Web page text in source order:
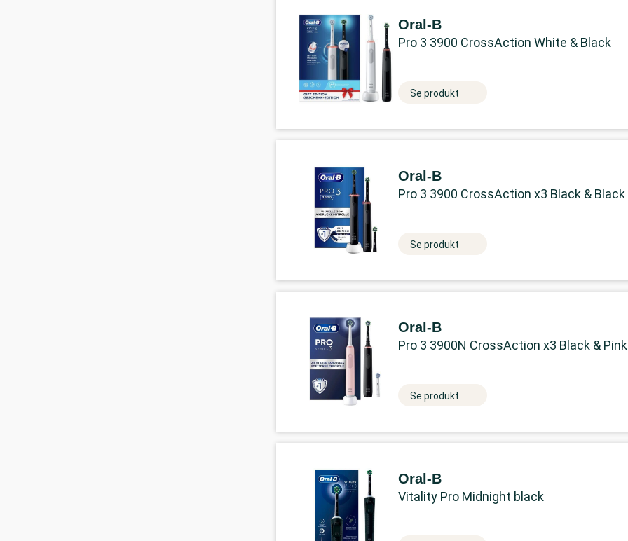
Oral-B
Pro 3 3900 CrossAction White & Black
Se produkt
Oral-B
Pro 3 3900 CrossAction x3 Black & Black
Se produkt
Oral-B
Pro 3 3900N CrossAction x3 Black & Pink
Se produkt
Oral-B
Vitality Pro Midnight black